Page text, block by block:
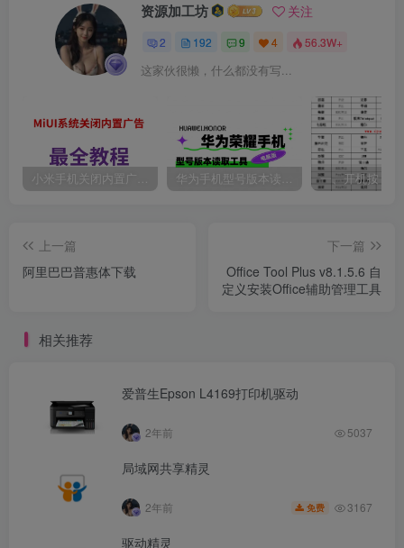
资源加工坊 关注
2 192 9 4 56.3W+
这家伙很懒，什么都没有写...
小米手机关闭内置广告最全教程。 华为手机型号版本读取工具
上一篇
阿里巴巴普惠体下载
下一篇
Office Tool Plus v8.1.5.6 自
定义安装Office辅助管理工具
相关推荐
爱普生Epson L4169打印机驱动
2年前 5037
局域网共享精灵
2年前 免费 3167
驱动精灵